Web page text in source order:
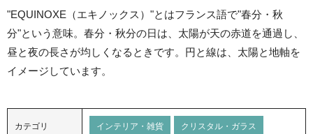
"EQUINOXE（エキノックス）"とはフランス語で"春分・秋
分"という意味。春分・秋分の日は、太陽が天の赤道を通過し、
昼と夜の長さが均しくなるときです。円と線は、太陽と地軸を
イメージしています。
カテゴリ インテリア・雑貨 クリスタル・ガラス